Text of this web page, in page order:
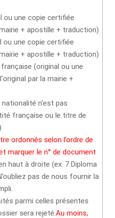
ou une copie certifiée
+ apostille + traduction)
ou une copie certifiée
+ apostille + traduction)
(original ou une
par la mairie +
n'est pas
française ou le titre de
ordonnés selon l’ordre de
marquer le n° de document
haut à droite (ex. 7 Diploma
pas de nous fournir la
parmi celles présentes
sera rejeté. Au moins,